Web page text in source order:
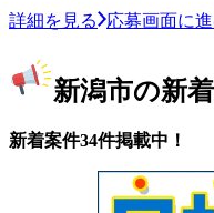
詳細を見る 応募画面に
新潟市の新
新着案件34件掲載中！